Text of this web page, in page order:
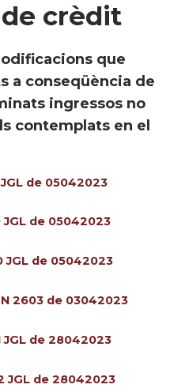
crèdit
que
a conseqüència de
ingressos no
contemplats en el
JGL de 05042023
JGL de 05042023
JGL de 05042023
2603 de 03042023
JGL de 28042023
JGL de 28042023